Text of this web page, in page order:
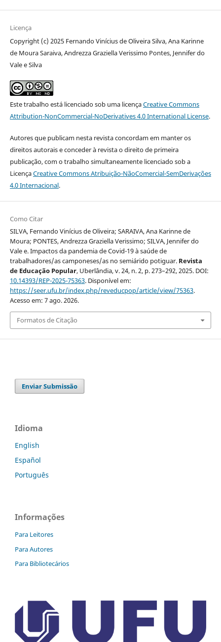
Licença
Copyright (c) 2025 Fernando Vinícius de Oliveira Silva, Ana Karinne
de Moura Saraiva, Andrezza Graziella Verissimo Pontes, Jennifer do
Vale e Silva
Este trabalho está licenciado sob uma licençaCreative Commons
Attribution-NonCommercial-NoDerivatives 4.0 International License.
Autores que publicam nesta revista concordam em manter os
direitos autorais e conceder à revista o direito de primeira
publicação, com o trabalho simultaneamente licenciado sob a
LicençaCreative Commons Atribuição-NãoComercial-SemDerivações
4.0 Internacional.
Como Citar
SILVA, Fernando Vinícius de Oliveira; SARAIVA, Ana Karinne de
Moura; PONTES, Andrezza Graziella Verissimo; SILVA, Jennifer do
Vale e. Impactos da pandemia de Covid-19 à saúde de
trabalhadores/as camponeses/as no semiárido potiguar. Revista
de Educação Popular, Uberlândia, v. 24, n. 2, p. 273–292, 2025. DOI:
10.14393/REP-2025-75363. Disponível em:
https://seer.ufu.br/index.php/reveducpop/article/view/75363.
Acesso em: 7 ago. 2026.
Formatos de Citação
Enviar Submissão
Idioma
English
Español
Português
Informações
Para Leitores
Para Autores
Para Bibliotecários